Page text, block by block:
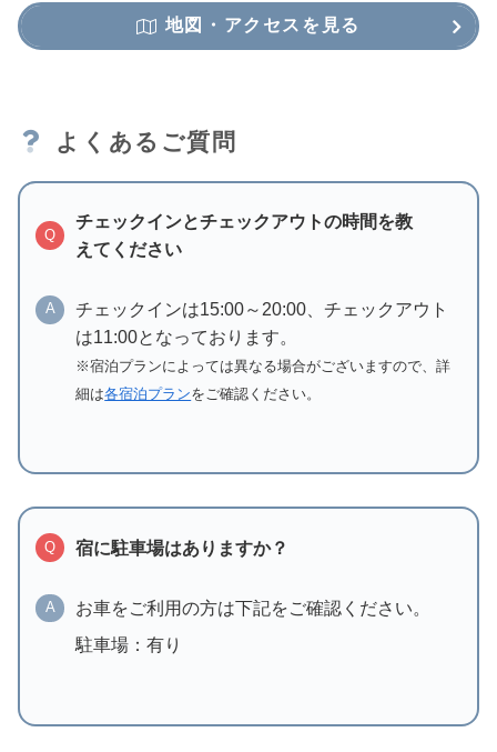
地図・アクセスを見る
よくあるご質問
Q
チェックインとチェックアウトの時間を教
えてください
A
チェックインは15:00～20:00、チェックアウト
は11:00となっております。
※宿泊プランによっては異なる場合がございますので、詳
細は各宿泊プランをご確認ください。
Q 宿に駐車場はありますか？
A
お車をご利用の方は下記をご確認ください。
駐車場：有り